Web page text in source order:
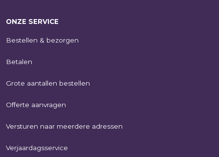
ONZE SERVICE
Bestellen & bezorgen
Betalen
Grote aantallen bestellen
Offerte aanvragen
Versturen naar meerdere adressen
Verjaardagsservice